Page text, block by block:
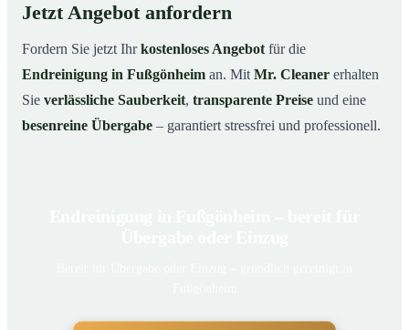
Jetzt Angebot anfordern
Fordern Sie jetzt Ihrkostenloses Angebot für die
Endreinigung in Fußgönheim an. Mit Mr. Cleaner erhalten
Sie verlässliche Sauberkeit, transparente Preise und eine
besenreine Übergabe – garantiert stressfrei und professionell.